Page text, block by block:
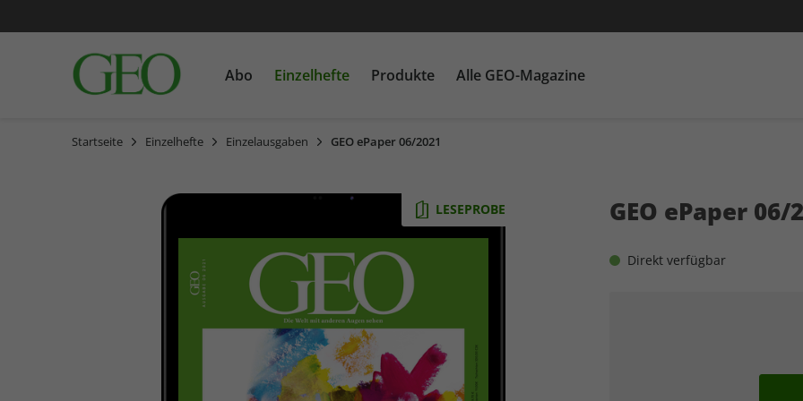
Abo
MEIN ERSTES GEOLINO
Einzelhefte Produkte Alle GEO-Magazine
Startseite Einzelhefte Einzelausgaben GEO ePaper 06/2021
LESEPROBE GEO ePaper 06/
Direkt verfügbar